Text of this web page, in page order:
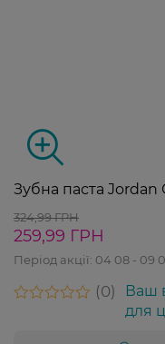
Зубна паста Jordan
324,99 ГРН
259,99 ГРН
Період акції: 04 08 - 09
0
Ваш
для